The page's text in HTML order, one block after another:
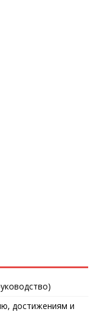
достижениям и